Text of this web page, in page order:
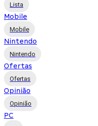
Lista
Mobile
Mobile
Nintendo
Nintendo
Ofertas
Ofertas
Opinião
Opinião
PC